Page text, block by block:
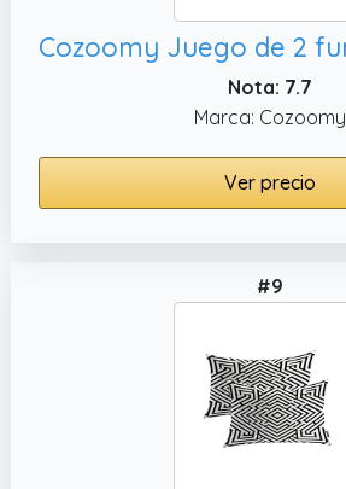
Nota: 7.7
Marca: Cozoomy
Ver precio
#9